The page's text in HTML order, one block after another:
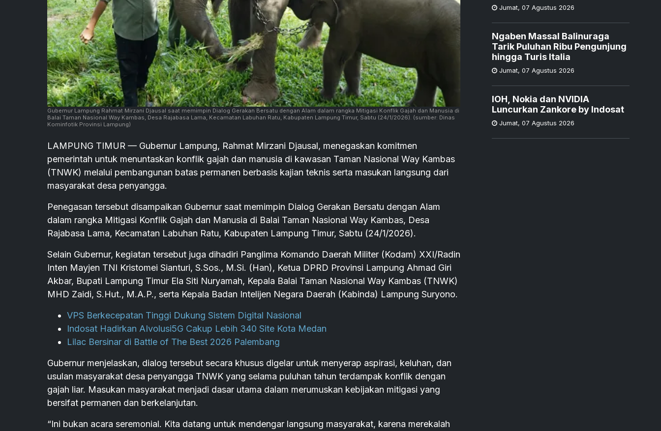
Gubernur Lampung Rahmat Mirzani Djausal saat memimpin Dialog Gerakan Bersatu dengan Alam dalam rangka Mitigasi Konflik Gajah dan Manusia di
Balai Taman Nasional Way Kambas, Desa Rajabasa Lama, Kecamatan Labuhan Ratu, Kabupaten Lampung Timur, Sabtu (24/1/2026). (sumber: Dinas
Kominfotik Provinsi Lampung)
LAMPUNG TIMUR — Gubernur Lampung, Rahmat Mirzani Djausal, menegaskan komitmen
pemerintah untuk menuntaskan konflik gajah dan manusia di kawasan Taman Nasional Way Kambas
(TNWK) melalui pembangunan batas permanen berbasis kajian teknis serta masukan langsung dari
masyarakat desa penyangga.
Penegasan tersebut disampaikan Gubernur saat memimpin Dialog Gerakan Bersatu dengan Alam
dalam rangka Mitigasi Konflik Gajah dan Manusia di Balai Taman Nasional Way Kambas, Desa
Rajabasa Lama, Kecamatan Labuhan Ratu, Kabupaten Lampung Timur, Sabtu (24/1/2026).
Selain Gubernur, kegiatan tersebut juga dihadiri Panglima Komando Daerah Militer (Kodam) XXI/Radin
Inten Mayjen TNI Kristomei Sianturi, S.Sos., M.Si. (Han), Ketua DPRD Provinsi Lampung Ahmad Giri
Akbar, Bupati Lampung Timur Ela Siti Nuryamah, Kepala Balai Taman Nasional Way Kambas (TNWK)
MHD Zaidi, S.Hut., M.A.P., serta Kepala Badan Intelijen Negara Daerah (Kabinda) Lampung Suryono.
VPS Berkecepatan Tinggi Dukung Sistem Digital Nasional
Indosat Hadirkan AIvolusi5G Cakup Lebih 340 Site Kota Medan
Lilac Bersinar di Battle of The Best 2026 Palembang
Gubernur menjelaskan, dialog tersebut secara khusus digelar untuk menyerap aspirasi, keluhan, dan
usulan masyarakat desa penyangga TNWK yang selama puluhan tahun terdampak konflik dengan
gajah liar. Masukan masyarakat menjadi dasar utama dalam merumuskan kebijakan mitigasi yang
bersifat permanen dan berkelanjutan.
“Ini bukan acara seremonial. Kita datang untuk mendengar langsung masyarakat, karena merekalah
Jumat, 07 Agustus 2026
Ngaben Massal Balinuraga
Tarik Puluhan Ribu Pengunjung
hingga Turis Italia
Jumat, 07 Agustus 2026
IOH, Nokia dan NVIDIA
Luncurkan Zankore by Indosat
Jumat, 07 Agustus 2026